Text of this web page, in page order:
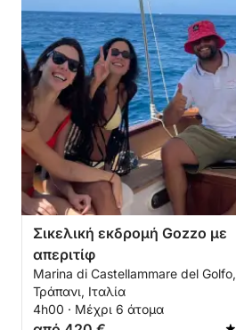
Σικελική εκδρομή Gozzo με
απεριτίφ
Marina di Castellammare del Golfo,
Τράπανι, Ιταλία
4h00 · Μέχρι 6 άτομα